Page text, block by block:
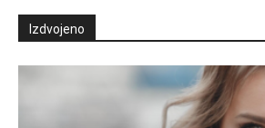
Izdvojeno